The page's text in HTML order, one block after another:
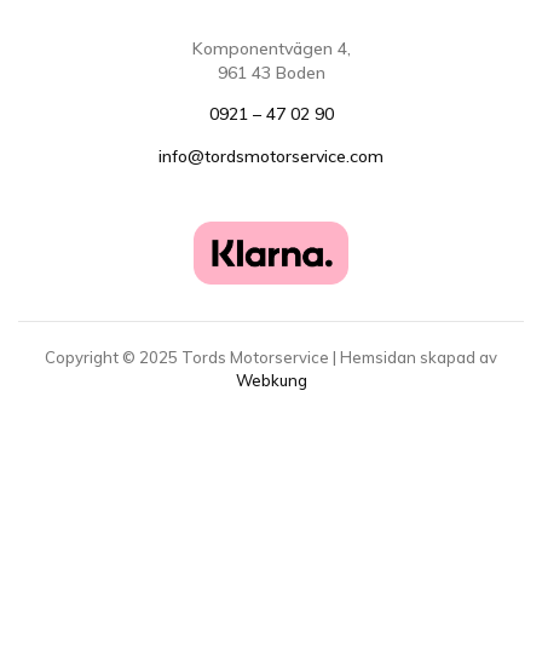
Komponentvägen 4,
961 43 Boden
0921 – 47 02 90
info@tordsmotorservice.com
Copyright © 2025 Tords Motorservice | Hemsidan skapad av
Webkung